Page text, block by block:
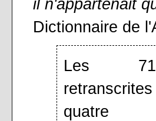
il n'appartenait
Dictionnaire de
Les
quatre